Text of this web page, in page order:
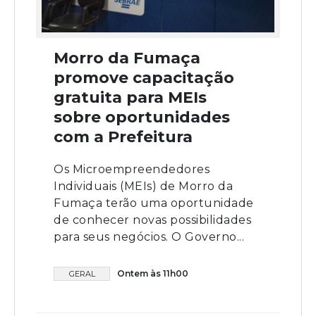
Morro da Fumaça
promove capacitação
gratuita para MEIs
sobre oportunidades
com a Prefeitura
Os Microempreendedores
Individuais (MEIs) de Morro da
Fumaça terão uma oportunidade
de conhecer novas possibilidades
para seus negócios. O Governo...
GERAL Ontem às 11h00